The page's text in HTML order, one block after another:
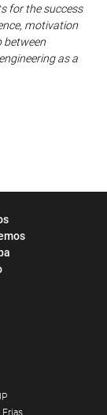
for the success
motivation
between
as a
Frias